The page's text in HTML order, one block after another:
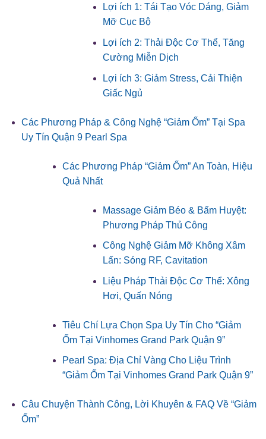
Lợi ích 1: Tái Tạo Vóc Dáng, Giảm
Mỡ Cục Bộ
Lợi ích 2: Thải Độc Cơ Thể, Tăng
Cường Miễn Dịch
Lợi ích 3: Giảm Stress, Cải Thiện
Giấc Ngủ
Các Phương Pháp & Công Nghệ “Giảm Ốm” Tại Spa
Uy Tín Quận 9 Pearl Spa
Các Phương Pháp “Giảm Ốm” An Toàn, Hiệu
Quả Nhất
Massage Giảm Béo & Bấm Huyệt:
Phương Pháp Thủ Công
Công Nghệ Giảm Mỡ Không Xâm
Lấn: Sóng RF, Cavitation
Liệu Pháp Thải Độc Cơ Thể: Xông
Hơi, Quấn Nóng
Tiêu Chí Lựa Chọn Spa Uy Tín Cho “Giảm
Ốm Tại Vinhomes Grand Park Quận 9”
Pearl Spa: Địa Chỉ Vàng Cho Liệu Trình
“Giảm Ốm Tại Vinhomes Grand Park Quận 9”
Câu Chuyện Thành Công, Lời Khuyên & FAQ Về “Giảm
Ốm”